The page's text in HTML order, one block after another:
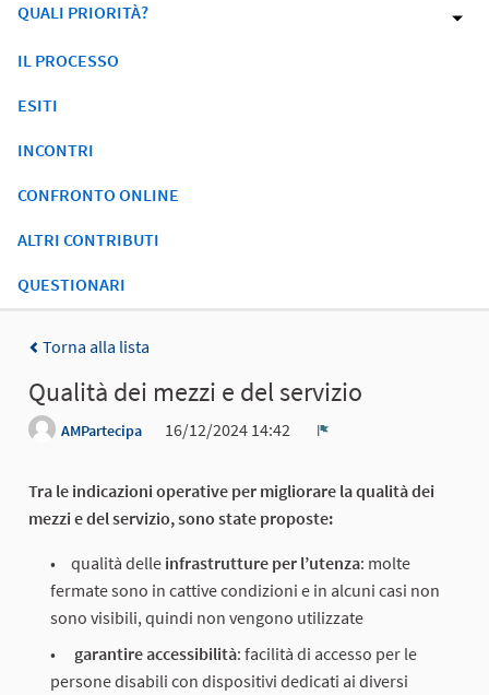
QUALI PRIORITÀ?
IL PROCESSO
ESITI
INCONTRI
CONFRONTO ONLINE
ALTRI CONTRIBUTI
QUESTIONARI
Torna alla lista
Qualità dei mezzi e del servizio
AMPartecipa
16/12/2024 14:42
Tra le indicazioni operative per migliorare la qualità dei
mezzi e del servizio, sono state proposte:
qualità delle infrastrutture per l’utenza: molte
fermate sono in cattive condizioni e in alcuni casi non
sono visibili, quindi non vengono utilizzate
garantire accessibilità: facilità di accesso per le
persone disabili con dispositivi dedicati ai diversi